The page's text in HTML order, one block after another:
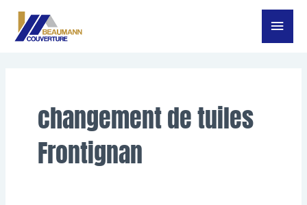
Aller
Menu
changement de tuiles
Frontignan